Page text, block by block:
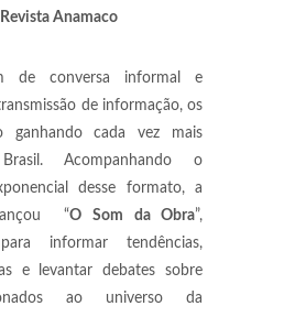
Revista Anamaco
de conversa informal e
de informação, os
ganhando cada vez mais
Acompanhando o
desse formato, a
“O Som da Obra”,
informar tendências,
e levantar debates sobre
ao universo da